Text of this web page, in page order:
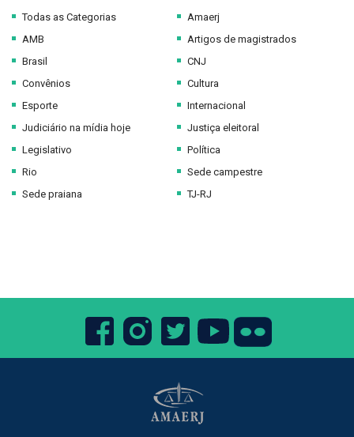
Todas as Categorias
AMB
Brasil
Convênios
Esporte
Judiciário na mídia hoje
Legislativo
Rio
Sede praiana
Amaerj
Artigos de magistrados
CNJ
Cultura
Internacional
Justiça eleitoral
Política
Sede campestre
TJ-RJ